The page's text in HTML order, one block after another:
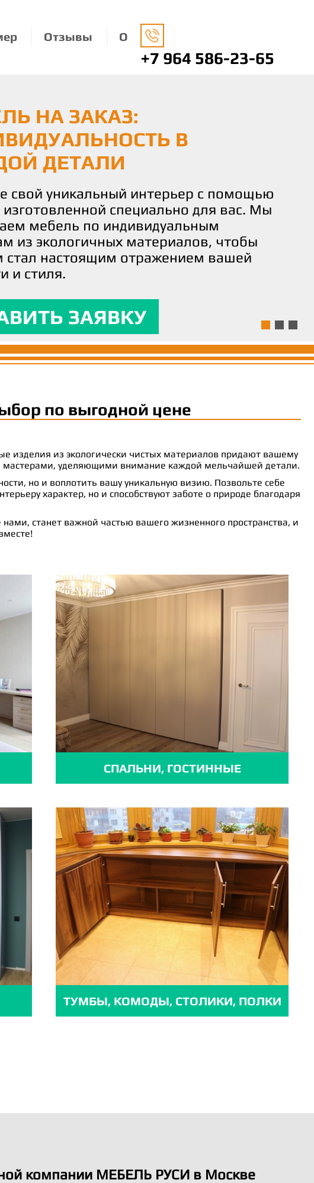
Отзывы
О
+7 964 586-23-65
НА ЗАКАЗ:
В
ДЕТАЛИ
свой уникальный интерьер с помощью
специально для вас. Мы
мебель по индивидуальным
из экологичных материалов, чтобы
стал настоящим отражением вашей
и стиля.
ЗАЯВКУ
МЕБЕЛЬ: ЗАБОТА
И ВАШЕМ КОМФОРТЕ
относимся к окружающей среде,
только экологически чистые
для изготовления нашей мебели.
не только придают вашему дому
но и помогают заботиться о нашей
ЗАЯВКУ
ПО ВАШЕМУ ВКУСУ И
КОМФОРТ И
получаете не просто мебель, а
удовольствие от процесса создания.
искусных мастеров готова
ваши идеи и желания в реальность,
деталь мебели соответствовала
и предоставляла
ЗАЯВКУ
по выгодной цене
изделия из экологически чистых материалов придают вашему
мастерами, уделяющими внимание каждой мельчайшей детали.
но и воплотить вашу уникальную визию. Позвольте себе
характер, но и способствуют заботе о природе благодаря
станет важной частью вашего жизненного пространства, и
СПАЛЬНИ, ГОСТИННЫЕ
ТУМБЫ, КОМОДЫ, СТОЛИКИ, ПОЛКИ
компании МЕБЕЛЬ РУСИ в Москве